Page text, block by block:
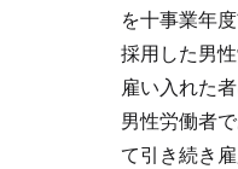
を十事業年
採用した男
雇い入れた
男性労働者
て引き続き